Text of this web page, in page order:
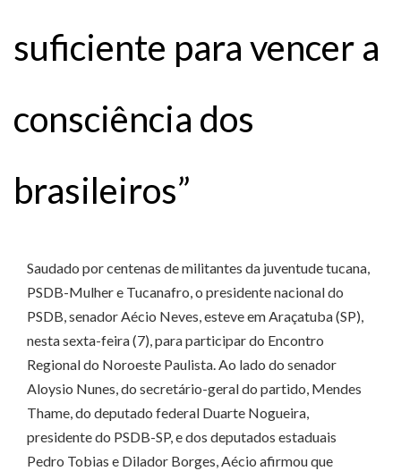
suficiente para vencer a
consciência dos
brasileiros”
Saudado por centenas de militantes da juventude tucana,
PSDB-Mulher e Tucanafro, o presidente nacional do
PSDB, senador Aécio Neves, esteve em Araçatuba (SP),
nesta sexta-feira (7), para participar do Encontro
Regional do Noroeste Paulista. Ao lado do senador
Aloysio Nunes, do secretário-geral do partido, Mendes
Thame, do deputado federal Duarte Nogueira,
presidente do PSDB-SP, e dos deputados estaduais
Pedro Tobias e Dilador Borges, Aécio afirmou que